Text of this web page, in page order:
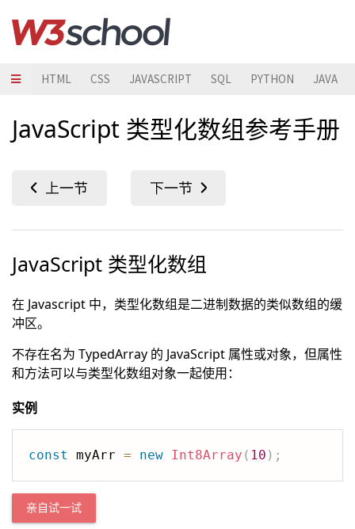
HTML CSS JAVASCRIPT SQL PYTHON JAVA
JavaScript 类型化数组参考手册
JavaScript 类型化数组
在 Javascript 中，类型化数组是二进制数据的类似数组的缓
冲区。
不存在名为 TypedArray 的 JavaScript 属性或对象，但属性
和方法可以与类型化数组对象一起使用：
实例
const myArr = new Int8Array ( 10 ) ;
亲自试一试